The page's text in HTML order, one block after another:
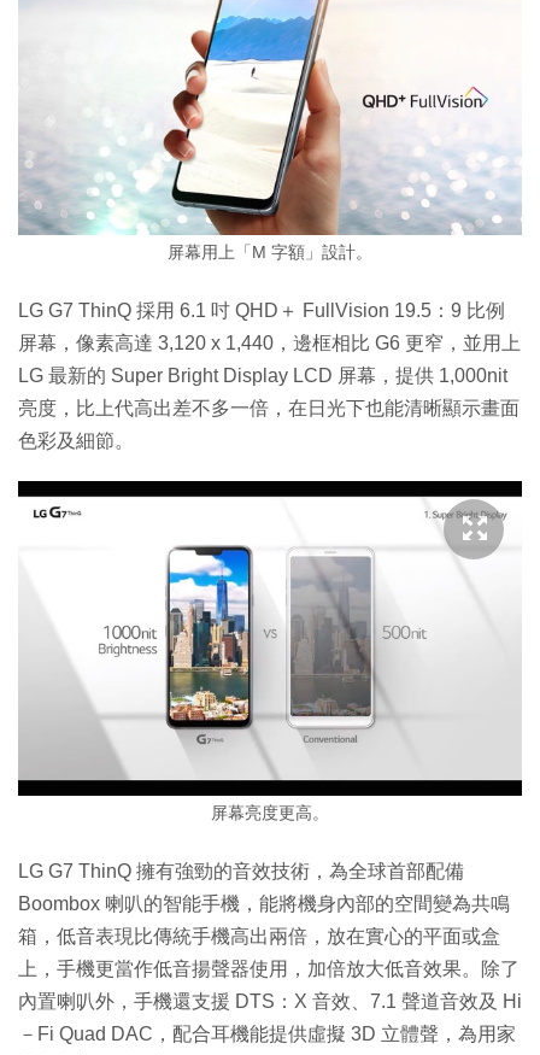
屏幕用上「M 字額」設計。
LG G7 ThinQ 採用 6.1 吋 QHD＋ FullVision 19.5：9 比例
屏幕，像素高達 3,120 x 1,440，邊框相比 G6 更窄，並用上
LG 最新的 Super Bright Display LCD 屏幕，提供 1,000nit
亮度，比上代高出差不多一倍，在日光下也能清晰顯示畫面
色彩及細節。
屏幕亮度更高。
LG G7 ThinQ 擁有強勁的音效技術，為全球首部配備
Boombox 喇叭的智能手機，能將機身內部的空間變為共鳴
箱，低音表現比傳統手機高出兩倍，放在實心的平面或盒
上，手機更當作低音揚聲器使用，加倍放大低音效果。除了
內置喇叭外，手機還支援 DTS：X 音效、7.1 聲道音效及 Hi
－Fi Quad DAC，配合耳機能提供虛擬 3D 立體聲，為用家